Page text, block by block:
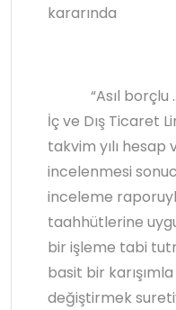
kararında
“Asıl borçlu …
İç ve Dış Ticaret
takvim yılı hesap
incelenmesi
inceleme
taahhütlerine
bir işleme tabi
basit bir
değiştirmek